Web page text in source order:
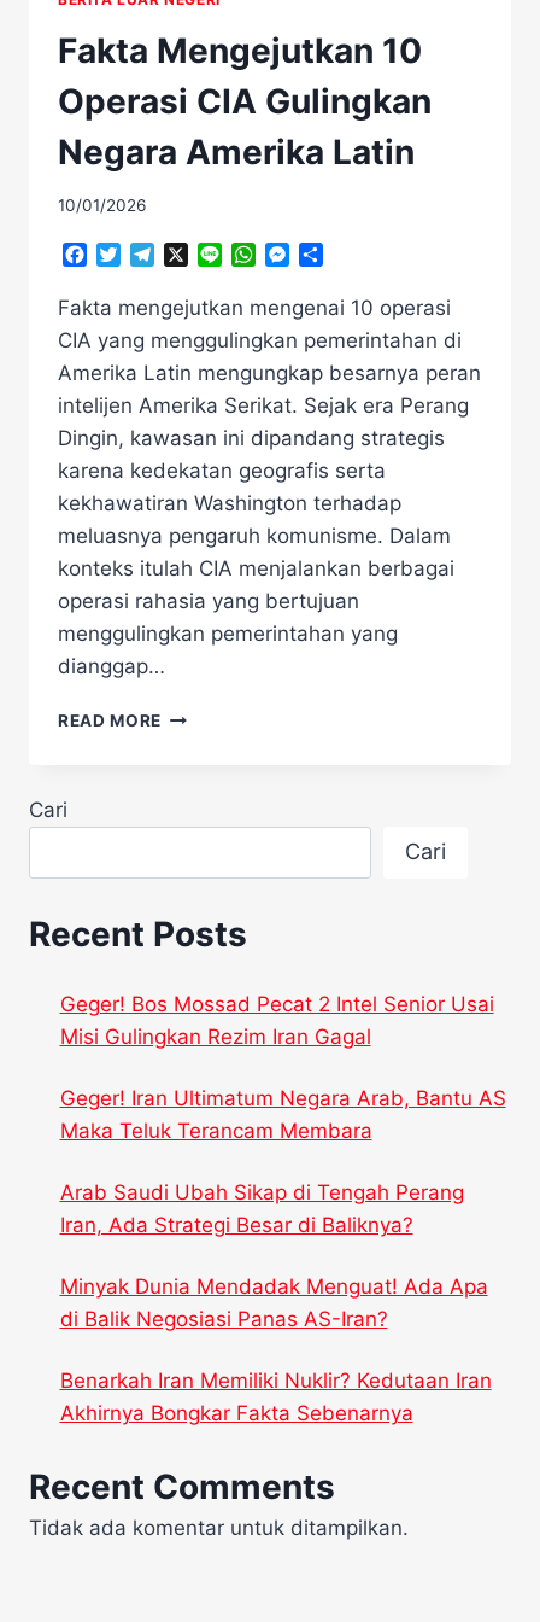
Fakta Mengejutkan 10
Operasi CIA Gulingkan
Negara Amerika Latin
10/01/2026
Facebook
TwitterTelegramLine WhatsAppMessenger
Fakta mengejutkan mengenai 10 operasi
CIA yang menggulingkan pemerintahan di
Amerika Latin mengungkap besarnya peran
intelijen Amerika Serikat. Sejak era Perang
Dingin, kawasan ini dipandang strategis
karena kedekatan geografis serta
kekhawatiran Washington terhadap
meluasnya pengaruh komunisme. Dalam
konteks itulah CIA menjalankan berbagai
operasi rahasia yang bertujuan
menggulingkan pemerintahan yang
dianggap…
READ MORE FAKTA
LATIN
Cari
Cari
Recent Posts
Geger! Bos Mossad Pecat 2 Intel Senior Usai
Misi Gulingkan Rezim Iran Gagal
Geger! Iran Ultimatum Negara Arab, Bantu AS
Maka Teluk Terancam Membara
Arab Saudi Ubah Sikap di Tengah Perang
Iran, Ada Strategi Besar di Baliknya?
Minyak Dunia Mendadak Menguat! Ada Apa
di Balik Negosiasi Panas AS-Iran?
Benarkah Iran Memiliki Nuklir? Kedutaan Iran
Akhirnya Bongkar Fakta Sebenarnya
Recent Comments
Tidak ada komentar untuk ditampilkan.